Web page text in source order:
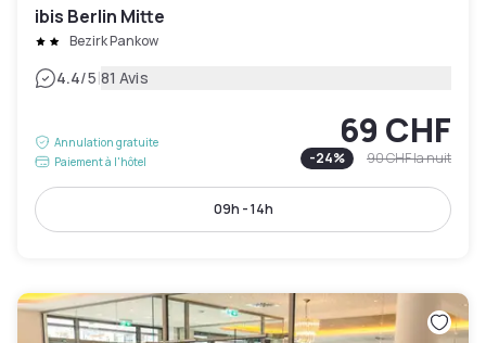
ibis Berlin Mitte
Bezirk Pankow
4.4/5|81 Avis
Annulation gratuite
Paiement à l'hôtel
69 CHF
-24% 90 CHFla nuit
09h - 14h